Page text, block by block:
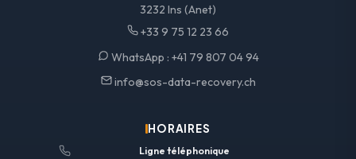
3232 Ins (Anet)
+33 9 75 12 23 66
WhatsApp : +41 79 807 04 94
info@sos-data-recovery.ch
HORAIRES
Ligne téléphonique